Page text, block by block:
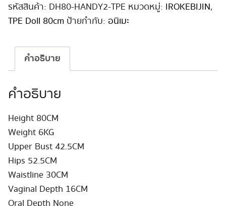
นิ
เมะ
Handy
รหัสสินค้า: DH80-HANDY2-TPE หมวดหมู่: IROKEBIJIN,
TPE Doll 80cm ป้ายกำกับ: อนิเมะ
คำอธิบาย
คำอธิบาย
Height 80CM
Weight 6KG
Upper Bust 42.5CM
Hips 52.5CM
Waistline 30CM
Vaginal Depth 16CM